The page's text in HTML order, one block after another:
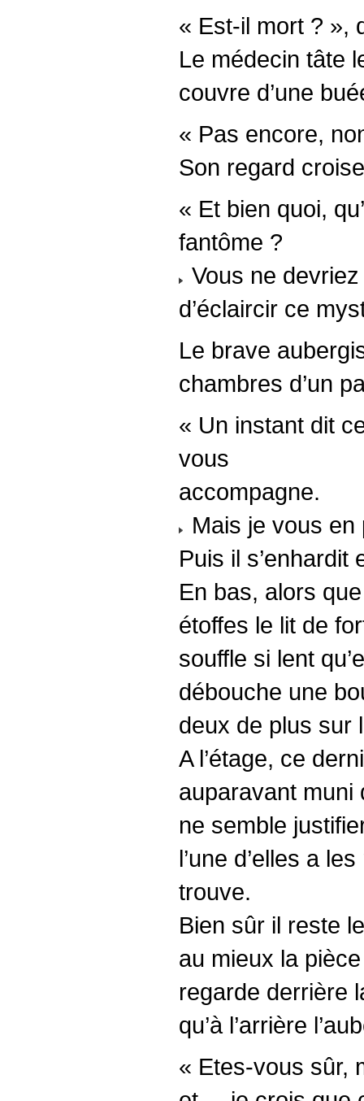
« Est-il mort ? »,
Le médecin tâte
couvre d’une
« Pas encore,
Son regard
« Et bien quoi,
fantôme ?
Vous ne
d’éclaircir ce
Le brave
chambres d’un
« Un instant dit
vous
accompagne.
Mais je vous en
Puis il
En bas, alors
étoffes le lit de
souffle si lent
débouche une
deux de plus sur
A l’étage, ce
auparavant muni
ne semble
l’une d’elles a
trouve.
Bien sûr il reste
au mieux la
regarde derrière
qu’à l’arrière
« Etes-vous sûr,